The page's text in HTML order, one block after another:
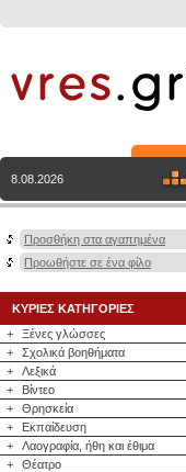
8.08.2026
Προσθήκη στα αγαπημένα
Προωθήστε σε ένα φίλο
ΚΥΡΙΕΣ ΚΑΤΗΓΟΡΙΕΣ
+
Ξένες γλώσσες
+
Σχολικά βοηθήματα
+
Λεξικά
+
Βίντεο
+
Θρησκεία
+
Εκπαίδευση
+
Λαογραφία, ήθη και έθιμα
+
Θέατρο